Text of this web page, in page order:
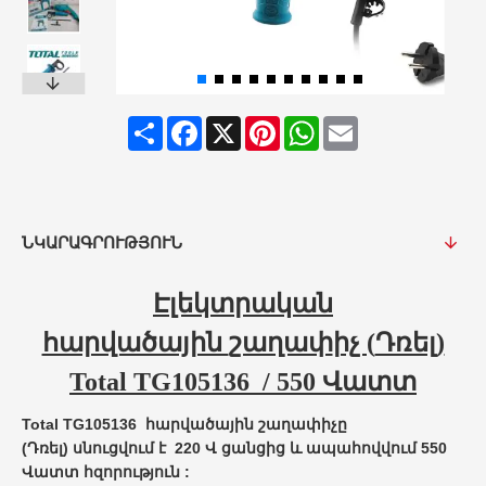
ShareFacebook
X PinterestWhatsApp
Email
ՆԿԱՐԱԳՐՈՒԹՅՈՒՆ
Էլեկտրական
հարվածային շաղափիչ (Դռել)
Total TG105136 / 550 Վատտ
Total TG105136 հարվածային շաղափ իչը
(Դռել) սնուցվում է 220 Վ ցանցից և ապահովվում 550
Վատտ հզորություն :